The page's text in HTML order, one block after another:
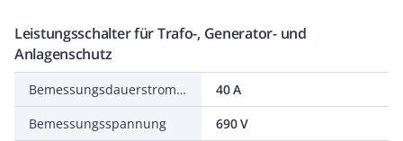
Leistungsschalter für Trafo-, Generator- und
Anlagenschutz
Bemessungsdauerstrom Iu
40 A
Bemessungsspannung
690 V